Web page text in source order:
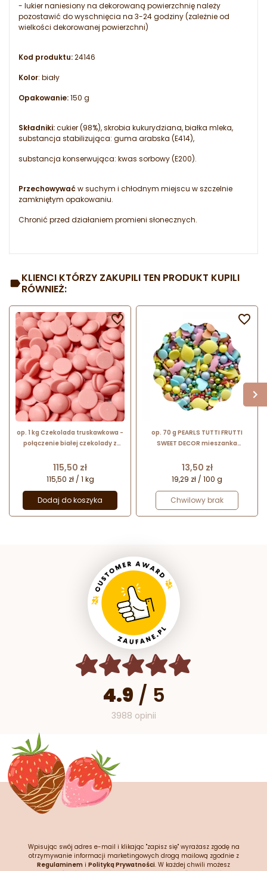
- lukier naniesiony na dekorowaną powierzchnię należy
pozostawić do wyschnięcia na 3-24 godziny (zależnie od
wielkości dekorowanej powierzchni)
Kod produktu:24146
Kolor: biały
Opakowanie:150 g
Składniki:cukier (98%), skrobia kukurydziana, białka mleka,
substancja stabilizująca: guma arabska (E414),
substancja konserwująca: kwas sorbowy (E200).
Przechowywaćw suchym i chłodnym miejscu w szczelnie
zamkniętym opakowaniu.
Chronić przed działaniem promieni słonecznych.
KLIENCI KTÓRZY ZAKUPILI TEN PRODUKT KUPILI
RÓWNIEŻ:
op. 1 kg Czekolada truskawkowa -
połączenie białej czekolady z
Strawberry Callets™ Callebaut
Cena
115,50 zł
115,50 zł / 1 kg
Dodaj do koszyka

op. 70 g PEARLS TUTTI FRUTTI
SWEET DECOR mieszanka
Cena
13,50 zł
19,29 zł / 100 g
Chwilowy brak

4.9 / 5
3988 opinii
Wpisując swój adres e-mail i klikając "zapisz się" wyrażasz zgodę na
otrzymywanie informacji marketingowych drogą mailową zgodnie z
Regulaminem i Polityką Prywatności. W każdej chwili możesz